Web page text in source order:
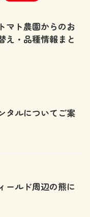
マト農園からのお
え・品種情報まと
タルについてご案
ールド周辺の熊に